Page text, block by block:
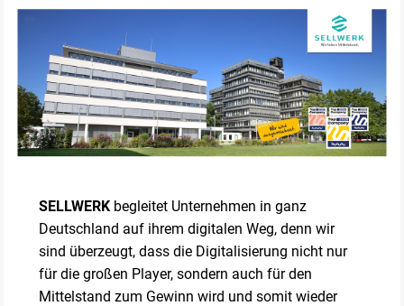
SELLWERK begleitet Unternehmen in ganz
Deutschland auf ihrem digitalen Weg, denn wir
sind überzeugt, dass die Digitalisierung nicht nur
für die großen Player, sondern auch für den
Mittelstand zum Gewinn wird und somit wieder